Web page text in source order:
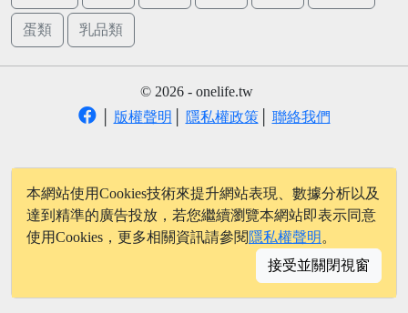
蛋類 乳品類
© 2026 - onelife.tw
版權聲明 隱私權政策│ 聯絡我們
本網站使用Cookies技術來提升網站表現、數據分析以及
達到精準的廣告投放，若您繼續瀏覽本網站即表示同意
使用Cookies，更多相關資訊請參閱 隱私權聲明 。
接受並關閉視窗